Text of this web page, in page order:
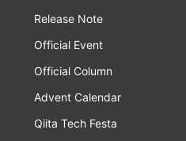
Release Note
Official Event
Official Column
Advent Calendar
Qiita Tech Festa